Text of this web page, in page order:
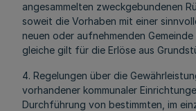
angesammelten zweckgebundenen
soweit die Vorhaben mit einer
neuen oder aufnehmenden
gleiche gilt für die Erlöse aus
4. Regelungen über die
vorhandener kommunaler
Durchführung von bestimmten, im